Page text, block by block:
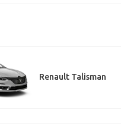
Renault Talisman